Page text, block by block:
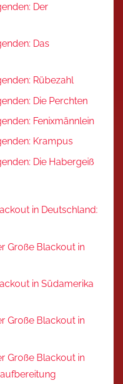
Der
Das
Rübezahl
Die Perchten
Fenixmännlein
Krampus
Die Habergeiß
in Deutschland:
Große Blackout in
in Südamerika
Große Blackout in
Große Blackout in